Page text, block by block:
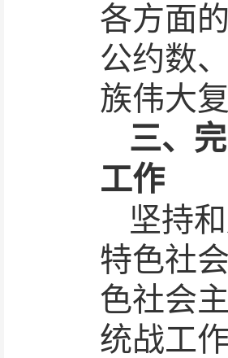
各方面
公约数
族伟大
三、
工作
坚持
特色社
色社会
统战工